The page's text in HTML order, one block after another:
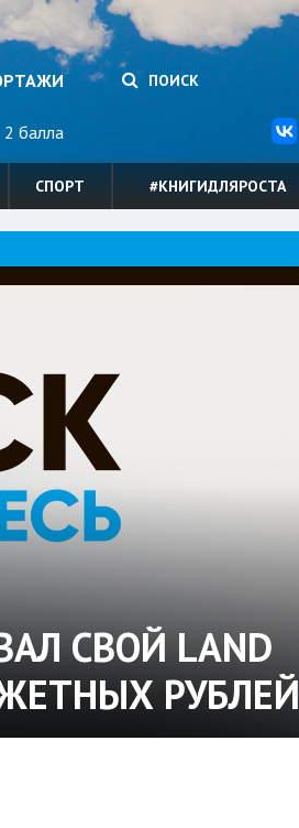
ПОИСК
2 балла
СПОРТ #КНИГИДЛЯРОСТА
СВОЙ LAND
РУБЛЕЙ